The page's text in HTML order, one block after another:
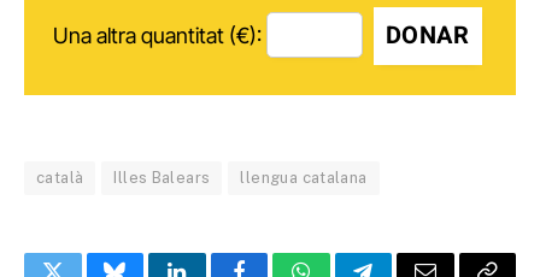
Una altra quantitat (€): DONAR
català Illes Balears llengua catalana